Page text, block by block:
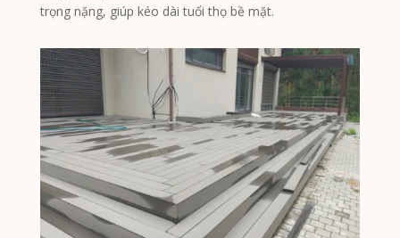
trọng nặng, giúp kéo dài tuổi thọ bề mặt.